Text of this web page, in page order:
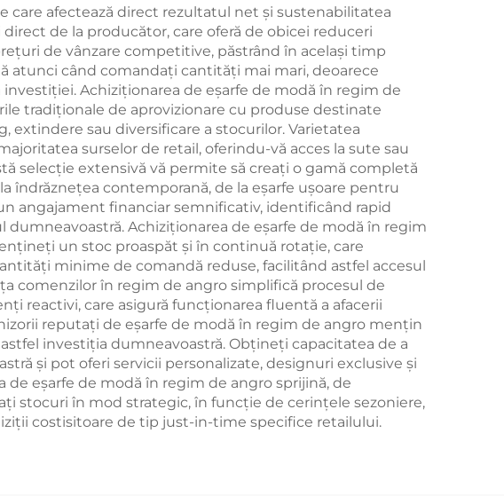
care afectează direct rezultatul net și sustenabilitatea
de la producător, care oferă de obicei reduceri
de vânzare competitive, păstrând în același timp
atunci când comandați cantități mai mari, deoarece
Achiziționarea de eşarfe de modă în regim de
tradiționale de aprovizionare cu produse destinate
sau diversificare a stocurilor. Varietatea
surselor de retail, oferindu-vă acces la sute sau
selecție extensivă vă permite să creați o gamă completă
îndrăznețea contemporană, de la eşarfe ușoare pentru
angajament financiar semnificativ, identificând rapid
Achiziționarea de eşarfe de modă în regim
un stoc proaspăt și în continuă rotație, care
minime de comandă reduse, facilitând astfel accesul
comenzilor în regim de angro simplifică procesul de
reactivi, care asigură funcționarea fluentă a afacerii
reputați de eşarfe de modă în regim de angro mențin
investiția dumneavoastră. Obțineți capacitatea de a
și pot oferi servicii personalizate, designuri exclusive și
de eşarfe de modă în regim de angro sprijină, de
stocuri în mod strategic, în funcție de cerințele sezoniere,
costisitoare de tip just-in-time specifice retailului.